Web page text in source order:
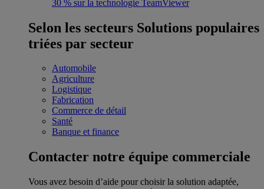
30 % sur la technologie TeamViewer
Selon les secteurs Solutions populaires
triées par secteur
Automobile
Agriculture
Logistique
Fabrication
Commerce de détail
Santé
Banque et finance
Contacter notre équipe commerciale
Vous avez besoin d’aide pour choisir la solution adaptée,